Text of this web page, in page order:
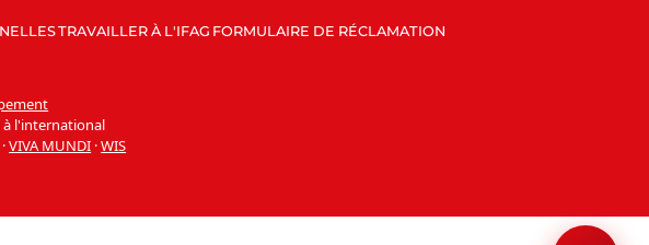
TRAVAILLER À L'IFAG FORMULAIRE DE RÉCLAMATION